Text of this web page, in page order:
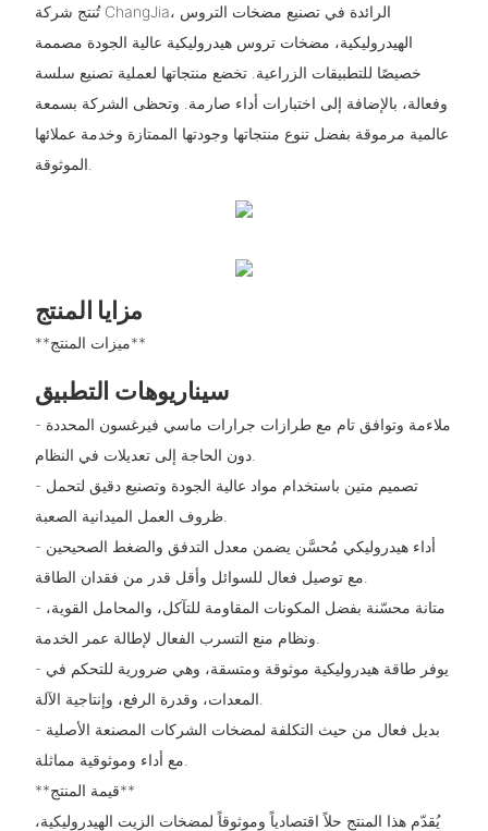
تُنتج شركة ChangJia، الرائدة في تصنيع مضخات التروس
الهيدروليكية، مضخات تروس هيدروليكية عالية الجودة مصممة
خصيصًا للتطبيقات الزراعية. تخضع منتجاتها لعملية تصنيع سلسة
وفعالة، بالإضافة إلى اختبارات أداء صارمة. وتحظى الشركة بسمعة
عالمية مرموقة بفضل تنوع منتجاتها وجودتها الممتازة وخدمة عملائها
مزايا المنتج
**ميزات المنتج**
سيناريوهات التطبيق
- ملاءمة وتوافق تام مع طرازات جرارات ماسي فيرغسون المحددة
دون الحاجة إلى تعديلات في النظام.
- تصميم متين باستخدام مواد عالية الجودة وتصنيع دقيق لتحمل
ظروف العمل الميدانية الصعبة.
- أداء هيدروليكي مُحسَّن يضمن معدل التدفق والضغط الصحيحين
- متانة محسّنة بفضل المكونات المقاومة للتآكل، والمحامل القوية،
- يوفر طاقة هيدروليكية موثوقة ومتسقة، وهي ضرورية للتحكم في
- بديل فعال من حيث التكلفة لمضخات الشركات المصنعة الأصلية
**قيمة المنتج**
يُقدّم هذا المنتج حلاً اقتصادياً وموثوقاً لمضخات الزيت الهيدروليكية،